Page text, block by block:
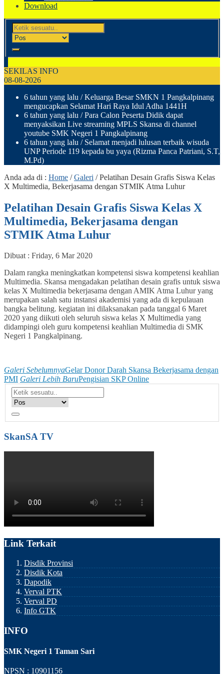
Download
SEKILAS INFO
08-08-2026
6 tahun yang lalu / Keluarga Besar SMKN 1 Pangkalpinang
mengucapkan Selamat Hari Raya Idul Adha 1441H
6 tahun yang lalu / Para Calon Peserta Didik dapat
menyaksikan Live streaming MPLS Skansa di channel
youtube SMK Negeri 1 Pangkalpinang
6 tahun yang lalu / Selamat menjadi lulusan terbaik wisuda
UNP Periode 119 kepada bu yaya (Rizma Panca Patriani, S.T,
M.Pd)
Anda ada di : Home /Galeri /Pelatihan Desain Grafis Siswa Kelas
X Multimedia, Bekerjasama dengan STMIK Atma Luhur
Pelatihan Desain Grafis Siswa Kelas X
Multimedia, Bekerjasama dengan
STMIK Atma Luhur
Dibuat : Friday, 6 Mar 2020
Dalam rangka meningkatkan kompetensi siswa kompetensi keahlian
Multimedia. Skansa mengadakan pelatihan desain grafis untuk siswa
kelas X Multimedia bekerjasama dengan AMIK Atma Luhur yang
merupakan salah satu instansi akademisi yang ada di kepulauan
bangka belitung. kegiatan ini dilaksanakan pada tanggal 6 Maret
2020 yang diikuti oleh seluruh siswa kelas X Multimedia yang
didampingi oleh guru kompetensi keahlian Multimedia di SMK
Negeri 1 Pangkalpinang.
Galeri SebelumnyaGelar Donor Darah Skansa Bekerjasama dengan
PMI Galeri Lebih BaruPengisian SKP Online
SkanSA TV
Link Terkait
Disdik Provinsi
Disdik Kota
Dapodik
Verval PTK
Verval PD
Info GTK
INFO
SMK Negeri 1 Taman Sari
NPSN : 10901156